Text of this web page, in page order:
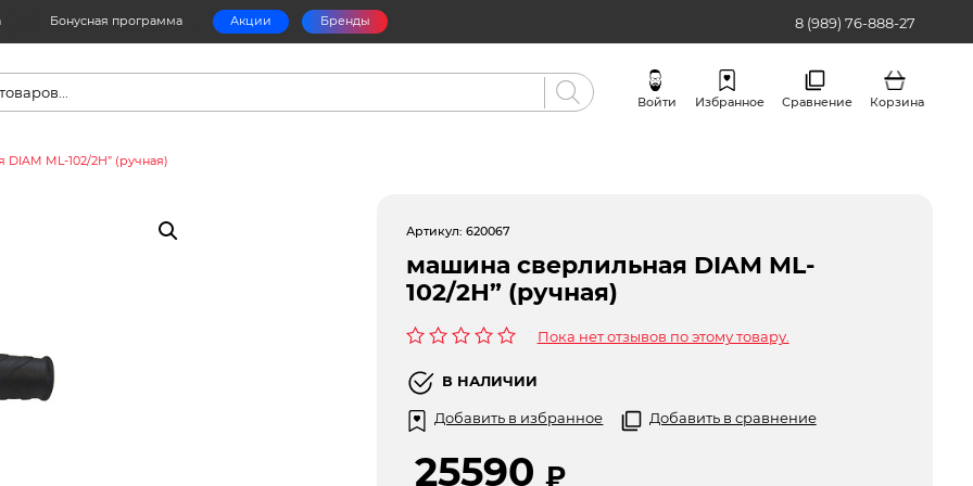
Бонусная программа Акции Бренды 8 (989) 76-888-27
Войти Избранное Сравнение Корзина
ML-102/2Н” (ручная)
Артикул:620067
машина сверлильная DIAM ML-
102/2Н” (ручная)
0
из
5
Пока нет отзывов по этому товару.
В НАЛИЧИИ
Добавить в избранное Добавить в сравнение
25590 ₽